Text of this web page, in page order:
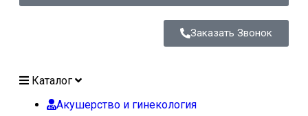
Заказать Звонок
Каталог
Акушерство и гинекология